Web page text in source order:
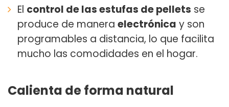
El control de las estufas de pellets se
produce de manera electrónica y son
programables a distancia, lo que facilita
mucho las comodidades en el hogar.
Calienta de forma natural